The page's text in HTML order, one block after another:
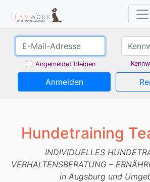
Angemeldet bleiben
Anmelden
Hundetraining
INDIVIDUELLES
VERHALTENSBERATUNG –
in Augsburg und